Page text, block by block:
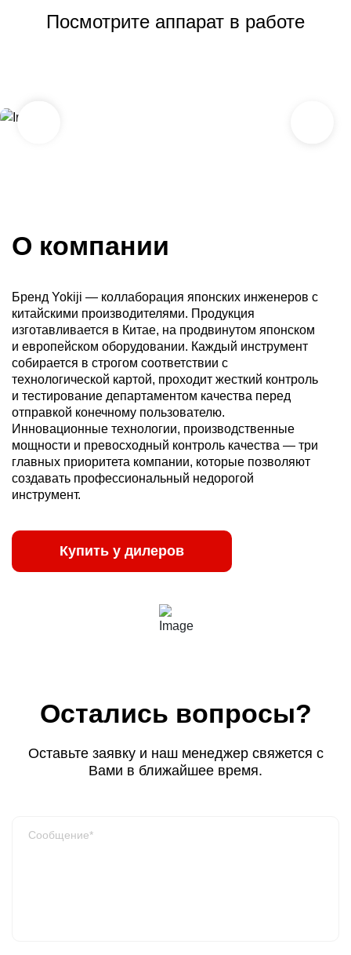
Посмотрите аппарат в работе
О компании
Бренд Yokiji — коллаборация японских инженеров с
китайскими производителями. Продукция
изготавливается в Китае, на продвинутом японском
и европейском оборудовании. Каждый инструмент
собирается в строгом соответствии с
технологической картой, проходит жесткий контроль
и тестирование департаментом качества перед
отправкой конечному пользователю.
Инновационные технологии, производственные
мощности и превосходный контроль качества — три
главных приоритета компании, которые позволяют
создавать профессиональный недорогой
инструмент.
Купить у дилеров
Остались вопросы?
Оставьте заявку и наш менеджер свяжется с
Вами в ближайшее время.